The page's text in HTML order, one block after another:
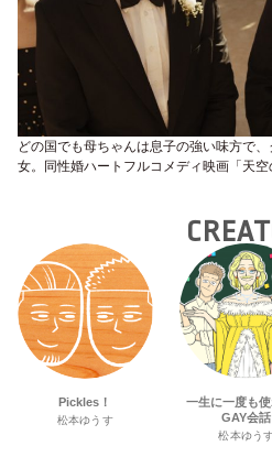
どの国でも母ちゃんは息子の強い味方で
女。同性婚ハートフルコメディ映画「天空
Pickles！
松本ゆうす
一生に一度も
GAY会話
松本ゆう